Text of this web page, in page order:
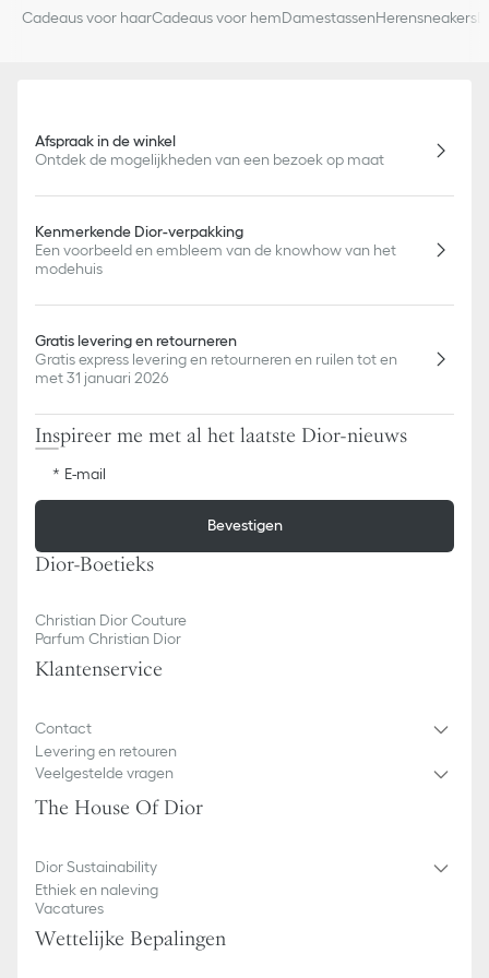
Cadeaus voor haarCadeaus voor hemDamestassenHerensneakers
Afspraak in de winkel
Ontdek de mogelijkheden van een bezoek op maat
Kenmerkende Dior-verpakking
Een voorbeeld en embleem van de knowhow van het
modehuis
Gratis levering en retourneren
Gratis express levering en retourneren en ruilen tot en
met 31 januari 2026
Inspireer me met al het laatste Dior-nieuws
E-mail
Bevestigen
Dior-Boetieks
Christian Dior Couture
Parfum Christian Dior
Klantenservice
Contact
Levering en retouren
Veelgestelde vragen
The House Of Dior
Dior Sustainability
Ethiek en naleving
Vacatures
Wettelijke Bepalingen